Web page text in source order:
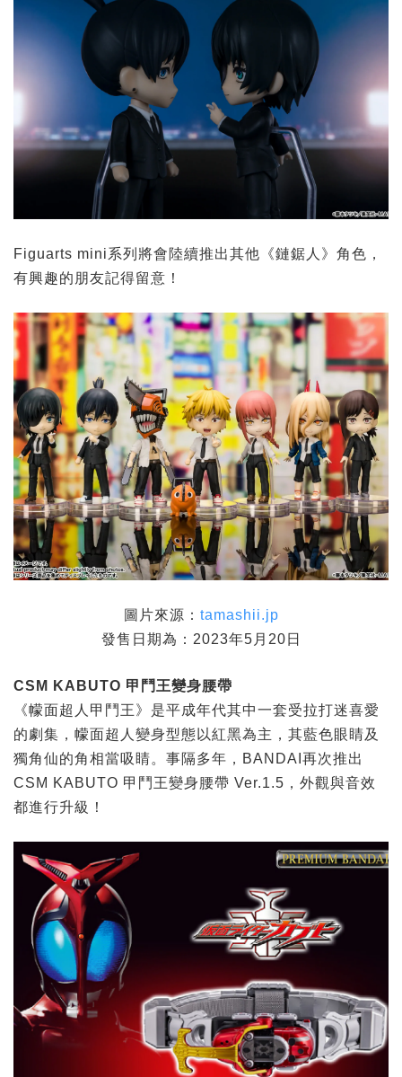
Figuarts mini系列將會陸續推出其他《鏈鋸人》角色，
有興趣的朋友記得留意！
圖片來源： tamashii.jp
發售日期為：2023年5月20日
CSM KABUTO 甲鬥王變身腰帶
《幪面超人甲鬥王》是平成年代其中一套受拉打迷喜愛
的劇集，幪面超人變身型態以紅黑為主，其藍色眼睛及
獨角仙的角相當吸睛。事隔多年，BANDAI再次推出
CSM KABUTO 甲鬥王變身腰帶 Ver.1.5，外觀與音效
都進行升級！